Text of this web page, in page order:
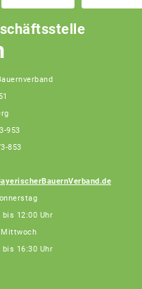
953
853
bis 12:00 Uhr
Mittwoch
bis 16:30 Uhr